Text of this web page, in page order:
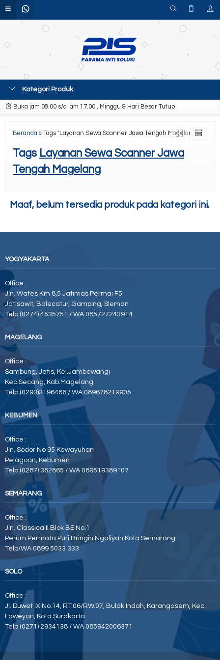
Kategori Produk
Buka jam 08.00 s/d jam 17.00 , Minggu & Hari Besar Tutup
Beranda » Tags "Layanan Sewa Scanner Jawa Tengah Magelang"
Tags Layanan Sewa Scanner Jawa
Tengah Magelang
Maaf, belum tersedia produk pada kategori ini.
YOGYAKARTA
Office :
Jln. Wates Km 8,5 Jatimas Permai F5
Jatisawit, Balecatur, Gamping, Sleman
Telp (0274) 4535751 / WA 085727243914
MAGELANG
Office :
Sambung, Jetis, Kel.Jambewangi
Kec.Secang, Kab.Magelang
Telp (0293)3196486 / WA 089678219905
KEBUMEN
Office :
Jln. Sodor No 95 Kewayuhan
Pejagoan, Kebumen
Telp (0287) 382865 / WA 089519389107
SEMARANG
Office :
Jln. Classica II Blok BE No.1
Perum Permata Puri Bringin Ngaliyan Kota Semarang
Telp/WA 0899 5033 333
SOLO
Office :
Jl. Duwet IX No.14, RT.06/RW.07, Bulak Indah, Karangasem, Kec.
Laweyan, Kota Surakarta
Telp (0271) 2934138 / WA 085942006371